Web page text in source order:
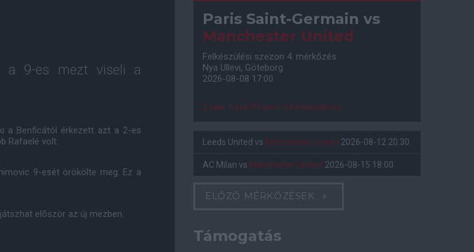
a 9-es mezt viseli a
a Benficától érkezett azt a 2-es
Rafaelé volt.
9-esét örökölte meg. Ez a
elõször az új mezben.
Paris Saint-Germain vs
Manchester United
Felkészülési szezon 4. mérkőzés
Nya Ullevi, Göteborg
2026-08-08 17:00
2 nap 7 óra 35 perc 53 másodperc
Leeds United vs Manchester United 2026-08-12 20:30
AC Milan vs Manchester United 2026-08-15 18:00
ELŐZŐ MÉRKŐZÉSEK
Támogatás